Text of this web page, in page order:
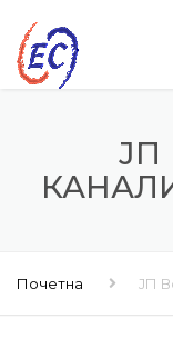
ЈП
Почетна ЈП